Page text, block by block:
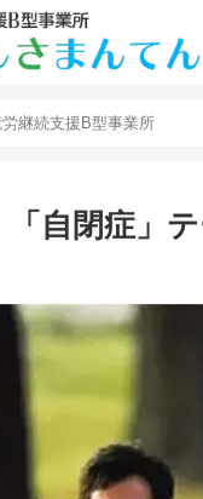
労継続支援B型事業所
「自閉症」